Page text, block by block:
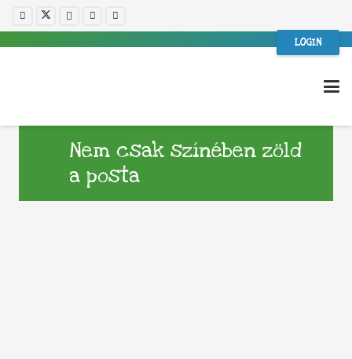
LOGIN
Nem csak színében zöld
a posta